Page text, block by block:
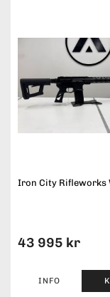
Iron City Rifleworks
43 995 kr
INFO